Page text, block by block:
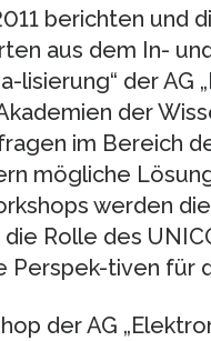
berichten und
aus dem In-
lisierung“ der AG
der
im Bereich
mögliche
werden
Rolle des
Perspek-tiven für
der AG